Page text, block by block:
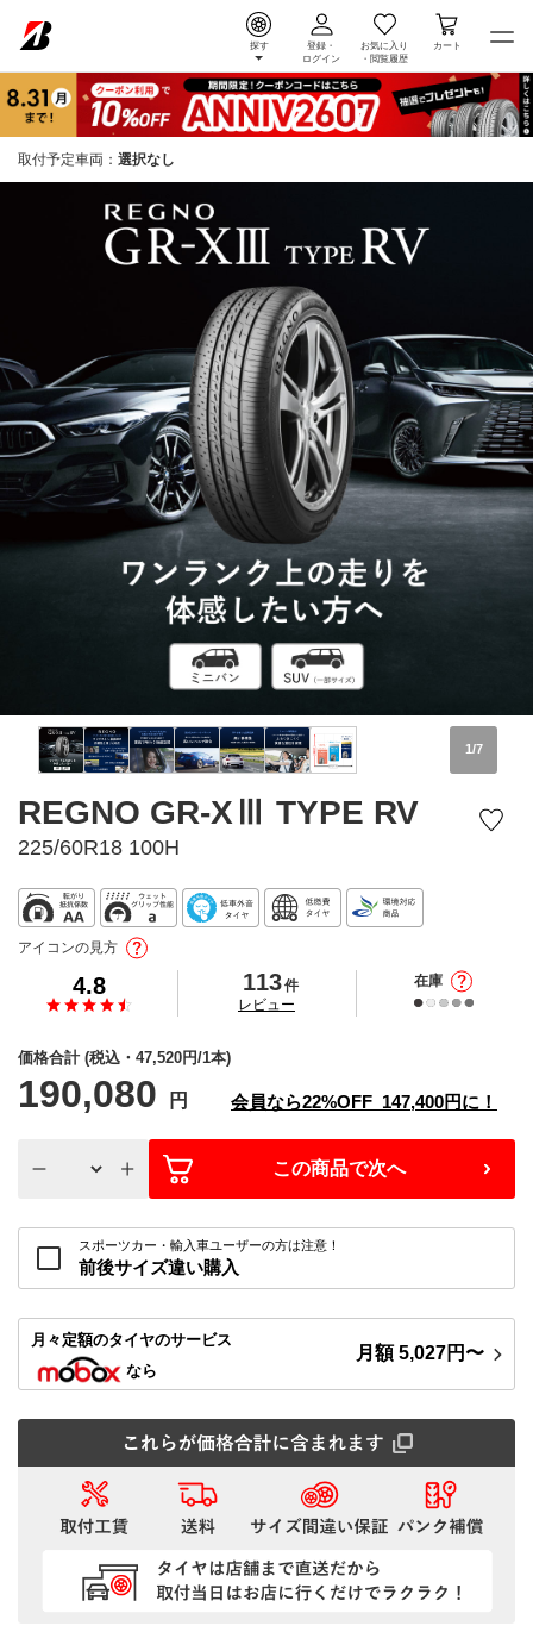
探す
登録・
ログイン
お気に入り
・ 閲覧履歴
カート
取付予定車両： 選択なし
1/7
REGNO GR-XⅢ TYPE RV
225/60R18 100H
4.8 113件
の
レビュー
在庫
アイコンの見方
価格合計 (税込・ 47,520円/1本)
190,080 円 会員なら22%OFF 147,400円に！
この商品で次へ
スポーツカー・輸入車ユーザーの方は注意！
前後サイズ違い購入
月々定額のタイヤのサービス
なら
月額5,027円〜